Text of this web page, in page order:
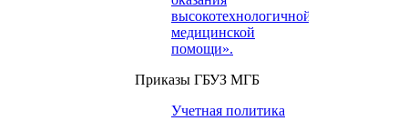
высокотехнологичной
медицинской
помощи».
Приказы ГБУЗ МГБ
Учетная политика